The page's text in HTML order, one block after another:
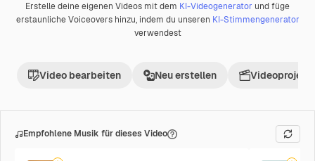
Erstelle deine eigenen Videos mit dem KI-Videogenerator und füge
erstaunliche Voiceovers hinzu, indem du unseren KI-Stimmengenerator
verwendest
Video bearbeiten Neu erstellen Videoprojekt
Empfohlene Musik für dieses Video